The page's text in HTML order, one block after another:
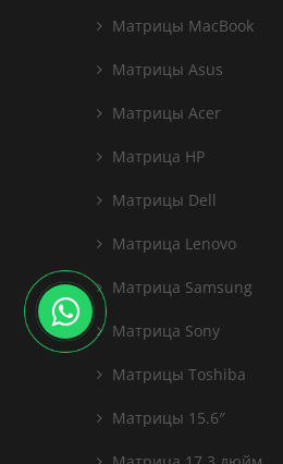
Матрицы MacBook
Матрицы Asus
Матрицы Acer
Матрица HP
Матрицы Dell
Матрица Lenovo
Матрица Samsung
Матрица Sony
Матрицы Toshiba
Матрицы 15.6″